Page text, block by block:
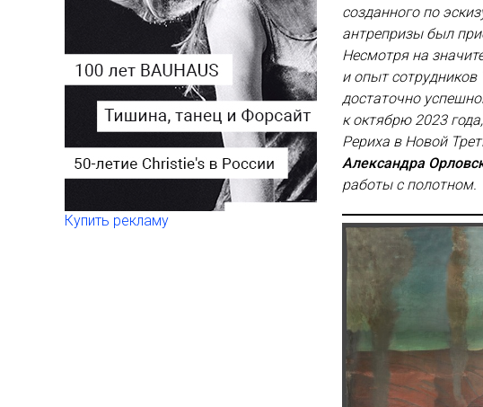
Купить рекламу
созданного по
антрепризы был
Несмотря на
и опыт сотрудников
достаточно
к октябрю 2023
Рериха в Новой
Александра
работы с полотном.